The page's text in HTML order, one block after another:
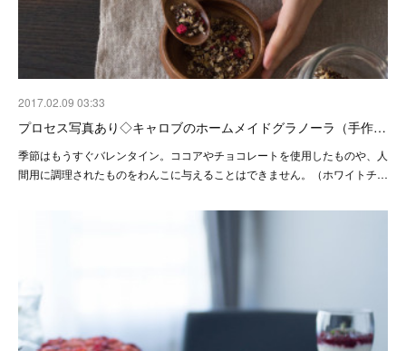
2017.02.09 03:33
プロセス写真あり◇キャロブのホームメイドグラノーラ（手作…
季節はもうすぐバレンタイン。ココアやチョコレートを使用したものや、人
間用に調理されたものをわんこに与えることはできません。（ホワイトチ…